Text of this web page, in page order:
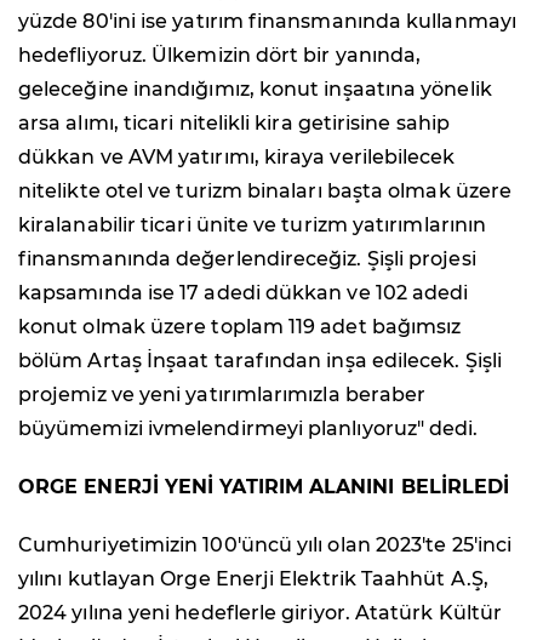
yüzde 80'ini ise yatırım finansmanında kullanmayı
hedefliyoruz. Ülkemizin dört bir yanında,
geleceğine inandığımız, konut inşaatına yönelik
arsa alımı, ticari nitelikli kira getirisine sahip
dükkan ve AVM yatırımı, kiraya verilebilecek
nitelikte otel ve turizm binaları başta olmak üzere
kiralanabilir ticari ünite ve turizm yatırımlarının
finansmanında değerlendireceğiz. Şişli projesi
kapsamında ise 17 adedi dükkan ve 102 adedi
konut olmak üzere toplam 119 adet bağımsız
bölüm Artaş İnşaat tarafından inşa edilecek. Şişli
projemiz ve yeni yatırımlarımızla beraber
büyümemizi ivmelendirmeyi planlıyoruz" dedi.
ORGE ENERJİ YENİ YATIRIM ALANINI BELİRLEDİ
Cumhuriyetimizin 100'üncü yılı olan 2023'te 25'inci
yılını kutlayan Orge Enerji Elektrik Taahhüt A.Ş,
2024 yılına yeni hedeflerle giriyor. Atatürk Kültür